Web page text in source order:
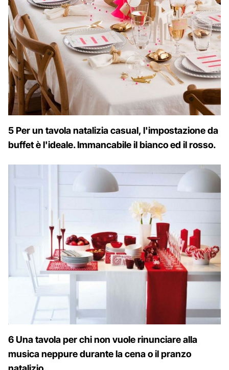
5 Per un tavola natalizia casual, l'impostazione da
buffet è l'ideale. Immancabile il bianco ed il rosso.
6 Una tavola per chi non vuole rinunciare alla
musica neppure durante la cena o il pranzo